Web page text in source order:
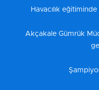
Havacılık
Akçakale Gümrük